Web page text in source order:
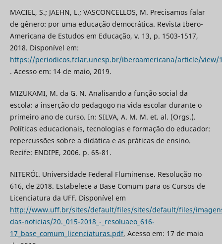
MACIEL, S.; JAEHN, L.; VASCONCELLOS, M. Precisamos falar
de gênero: por uma educação democrática. Revista Ibero-
Americana de Estudos em Educação, v. 13, p. 1503-1517,
2018. Disponível em:
https://periodicos.fclar.unesp.br/iberoamericana/article/view/
. Acesso em: 14 de maio, 2019.
MIZUKAMI, M. da G. N. Analisando a função social da
escola: a inserção do pedagogo na vida escolar durante o
primeiro ano de curso. In: SILVA, A. M. M. et. al. (Orgs.).
Políticas educacionais, tecnologias e formação do educador:
repercussões sobre a didática e as práticas de ensino.
Recife: ENDIPE, 2006. p. 65-81.
NITERÓI. Universidade Federal Fluminense. Resolução no
616, de 2018. Estabelece a Base Comum para os Cursos de
Licenciatura da UFF. Disponível em
http://www.uff.br/sites/default/files/sites/default/files/
das-noticias/20._015-2018_-_resoluaeo_616-
17_base_comum_licenciaturas.pdf, Acesso em: 17 de maio